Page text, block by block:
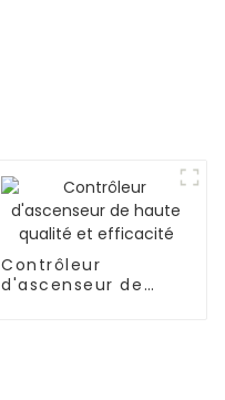
Contrôleur
d'ascenseur de